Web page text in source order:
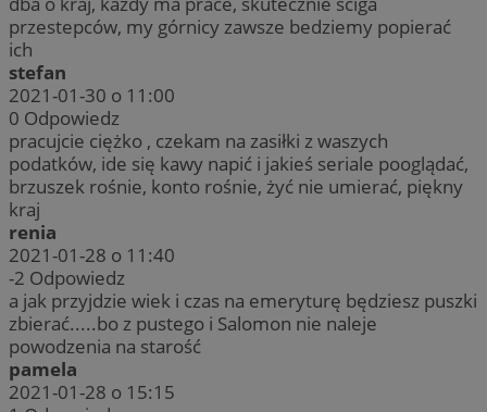
przestepców, my górnicy zawsze bedziemy popierać
ich
stefan
2021-01-30 o 11:00
0 Odpowiedz
pracujcie ciężko , czekam na zasiłki z waszych
podatków, ide się kawy napić i jakieś seriale pooglądać,
brzuszek rośnie, konto rośnie, żyć nie umierać, piękny
kraj
renia
2021-01-28 o 11:40
-2 Odpowiedz
a jak przyjdzie wiek i czas na emeryturę będziesz puszki
zbierać.....bo z pustego i Salomon nie naleje
powodzenia na starość
pamela
2021-01-28 o 15:15